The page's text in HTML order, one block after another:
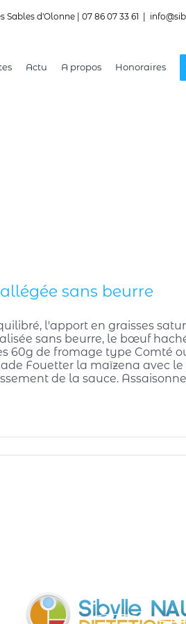
Sables d'Olonne | 07 86 07 33 61
Actu A propos Honoraires
sans beurre
l'apport en graisses
sans beurre, le bœuf
60g de fromage type Comté
Fouetter la maïzena avec
de la sauce.